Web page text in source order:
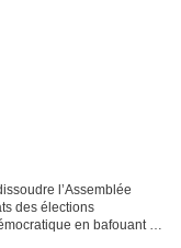
l’Assemblée
des élections
en bafouant le